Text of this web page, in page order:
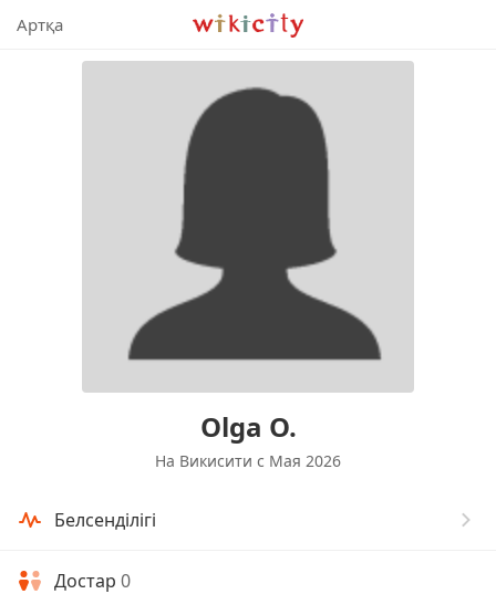
Викисити
Артқа
Olga O.
На Викисити c Мая 2026
Белсенділігі
Достар 0